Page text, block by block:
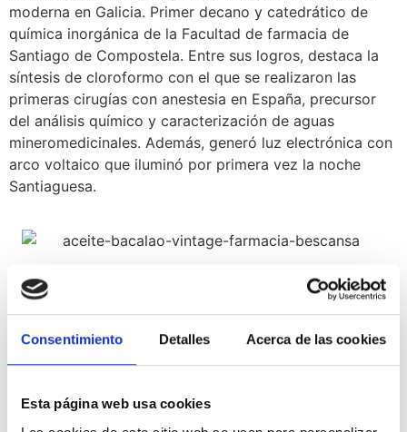
Consentimiento Detalles Acerca de las cookies
Esta página web usa cookies
moderna en Galicia. Primer decano y catedrático de
química inorgánica de la Facultad de farmacia de
Santiago de Compostela. Entre sus logros, destaca la
síntesis de cloroformo con el que se realizaron las
primeras cirugías con anestesia en España, precursor
del análisis químico y caracterización de aguas
mineromedicinales. Además, generó luz electrónica con
arco voltaico que iluminó por primera vez la noche
Santiaguesa.
Tras varias generaciones familiares de boticarios, en
1917 Ricardo Bescansa Castilla fundó los laboratorios
así a formular sus propias especialidades como el
Laxante Bescansa, Mareosán y el Jarabe Riché.
Desde entonces, la Farmacia Bescansa ha ido pasando
de padres a hijos, y tras casi dos siglos de historia,